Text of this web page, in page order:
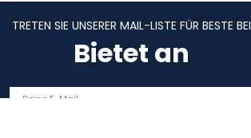
TRETEN SIE UNSERER MAIL-LISTE FÜR BESTE BEI
Bietet an